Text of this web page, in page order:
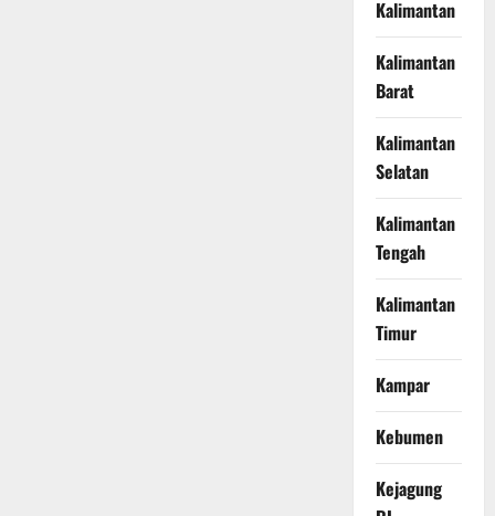
Kalimantan
Kalimantan
Barat
Kalimantan
Selatan
Kalimantan
Tengah
Kalimantan
Timur
Kampar
Kebumen
Kejagung